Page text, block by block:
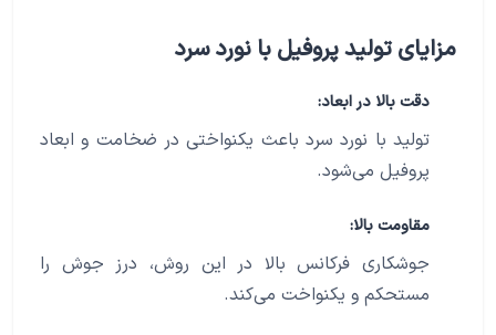
مزایای تولید پروفیل با نورد سرد
دقت بالا در ابعاد:
تولید با نورد سرد باعث یکنواختی در ضخامت و ابعاد
پروفیل می‌شود.
مقاومت بالا:
جوشکاری فرکانس بالا در این روش، درز جوش را
مستحکم و یکنواخت می‌کند.